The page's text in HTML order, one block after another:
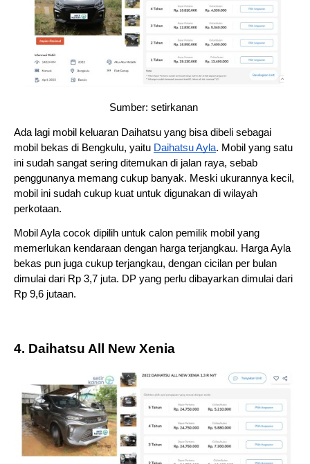
Sumber: setirkanan
Ada lagi mobil keluaran Daihatsu yang bisa dibeli sebagai
mobil bekas di Bengkulu, yaitu Daihatsu Ayla. Mobil yang satu
ini sudah sangat sering ditemukan di jalan raya, sebab
penggunanya memang cukup banyak. Meski ukurannya kecil,
mobil ini sudah cukup kuat untuk digunakan di wilayah
perkotaan.
Mobil Ayla cocok dipilih untuk calon pemilik mobil yang
memerlukan kendaraan dengan harga terjangkau. Harga Ayla
bekas pun juga cukup terjangkau, dengan cicilan per bulan
dimulai dari Rp 3,7 juta. DP yang perlu dibayarkan dimulai dari
Rp 9,6 jutaan.
4. Daihatsu All New Xenia